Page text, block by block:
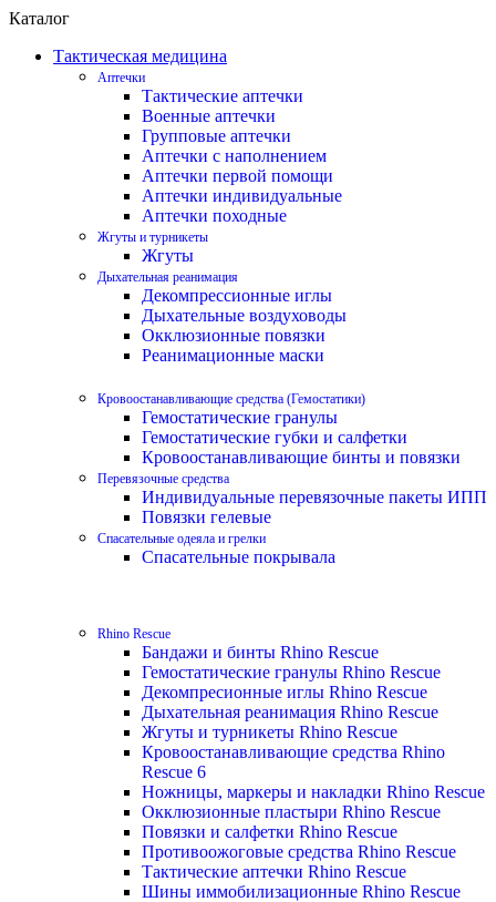
Каталог
Тактическая медицина
Аптечки
Тактические аптечки
Военные аптечки
Групповые аптечки
Аптечки с наполнением
Аптечки первой помощи
Аптечки индивидуальные
Аптечки походные
Жгуты и турникеты
Жгуты
Дыхательная реанимация
Декомпрессионные иглы
Дыхательные воздуховоды
Окклюзионные повязки
Реанимационные маски
Кровоостанавливающие средства (Гемостатики)
Гемостатические гранулы
Гемостатические губки и салфетки
Кровоостанавливающие бинты и повязки
Перевязочные средства
Индивидуальные перевязочные пакеты ИПП
Повязки гелевые
Спасательные одеяла и грелки
Спасательные покрывала
Rhino Rescue
Бандажи и бинты Rhino Rescue
Гемостатические гранулы Rhino Rescue
Декомпресионные иглы Rhino Rescue
Дыхательная реанимация Rhino Rescue
Жгуты и турникеты Rhino Rescue
Кровоостанавливающие средства Rhino
Rescue 6
Ножницы, маркеры и накладки Rhino Rescue
Окклюзионные пластыри Rhino Rescue
Повязки и салфетки Rhino Rescue
Противоожоговые средства Rhino Rescue
Тактические аптечки Rhino Rescue
Шины иммобилизационные Rhino Rescue